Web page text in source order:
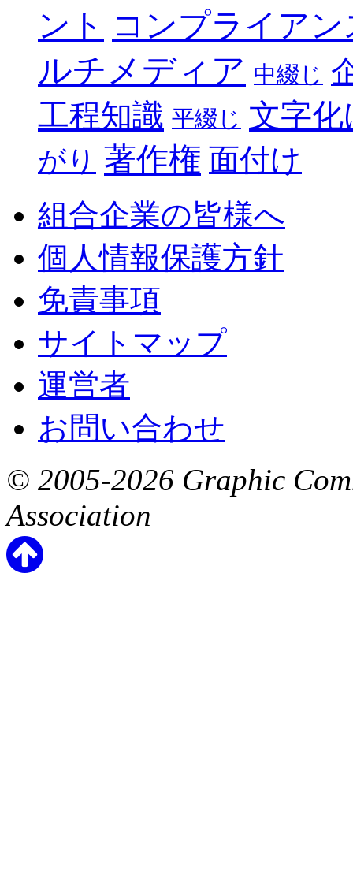
ント コンプライアン
ルチメディア 中綴じ
工程知識 平綴じ 文字化
がり 著作権 面付け
組合企業の皆様へ
個人情報保護方針
免責事項
サイトマップ
運営者
お問い合わせ
© 2005-2026 Graphic
Association